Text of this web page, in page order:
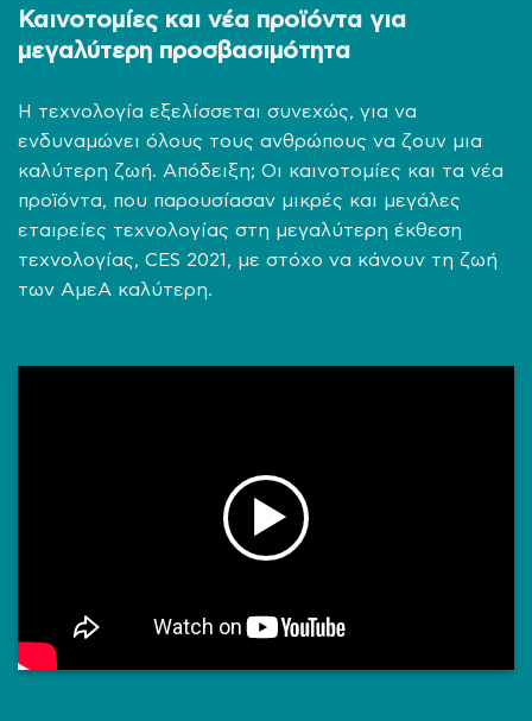
Καινοτομίες και νέα προϊόντα για
μεγαλύτερη προσβασιμότητα
Η τεχνολογία εξελίσσεται συνεχώς, για να
ενδυναμώνει όλους τους ανθρώπους να ζουν μια
καλύτερη ζωή. Απόδειξη; Οι καινοτομίες και τα νέα
προϊόντα, που παρουσίασαν μικρές και μεγάλες
εταιρείες τεχνολογίας στη μεγαλύτερη έκθεση
τεχνολογίας, CES 2021, με στόχο να κάνουν τη ζωή
των ΑμεΑ καλύτερη.